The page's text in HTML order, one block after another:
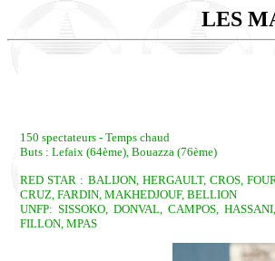
LES
150 spectateurs - Temps chaud
Buts : Lefaix (64ème), Bouazza (76ème)
RED STAR : BALIJON, HERGAULT, CROS,
CRUZ, FARDIN, MAKHEDJOUF, BELLION
UNFP: SISSOKO, DONVAL, CAMPOS,
FILLON, MPAS